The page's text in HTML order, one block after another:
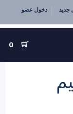
جديد دخول عضو
0